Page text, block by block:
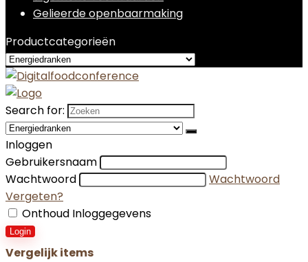
Gelieerde openbaarmaking
Productcategorieën
Search for:
Inloggen
Gebruikersnaam
Wachtwoord
Wachtwoord
Vergeten?
Onthoud Inloggegevens
Login
Vergelijk items